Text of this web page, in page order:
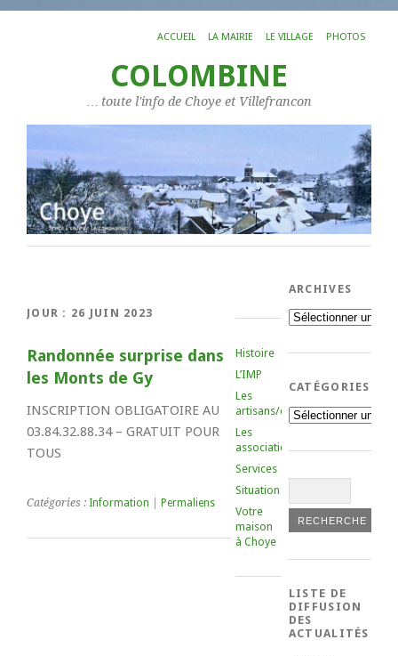
ACCUEIL LA MAIRIE LE VILLAGE PHOTOS
COLOMBINE
… toute l'info de Choye et Villefrancon
JOUR : 26 JUIN 2023
Randonnée surprise dans
les Monts de Gy
INSCRIPTION OBLIGATOIRE AU
03.84.32.88.34 – GRATUIT POUR
TOUS
Catégories : Information Permaliens
Histoire
L’IMP
Les
artisans/commerçants
Les
associations
Services
Situation
Votre
maison
à Choye
ARCHIVES
Archives
CATÉGORIES
Catégories
LISTE DE
DIFFUSION
DES
ACTUALITÉS